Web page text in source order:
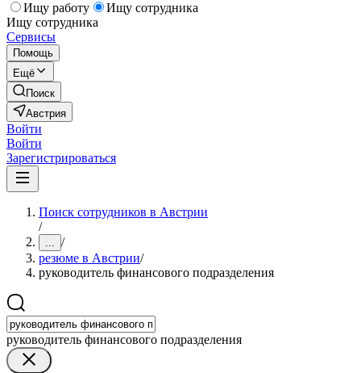
Ищу работу
Ищу сотрудника
Ищу сотрудника
Сервисы
Помощь
Ещё
Поиск
Австрия
Войти
Войти
Зарегистрироваться
Поиск сотрудников в Австрии
/
... /
резюме в Австрии/
руководитель финансового подразделения
руководитель финансового подразделения